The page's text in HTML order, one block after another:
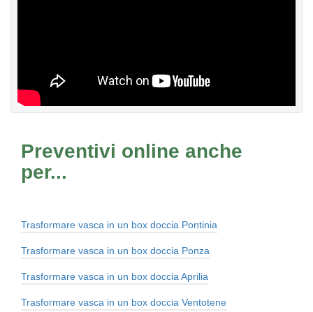
Preventivi online anche
per...
Trasformare vasca in un box doccia Pontinia
Trasformare vasca in un box doccia Ponza
Trasformare vasca in un box doccia Aprilia
Trasformare vasca in un box doccia Ventotene